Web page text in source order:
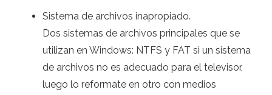
Sistema de archivos inapropiado.
Dos sistemas de archivos principales que se
utilizan en Windows: NTFS y FAT si un sistema
de archivos no es adecuado para el televisor,
luego lo reformate en otro con medios